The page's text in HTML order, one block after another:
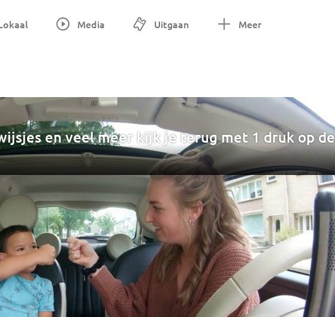
Media Uitgaan Meer
en veel meer kijk je terug met 1 druk op de